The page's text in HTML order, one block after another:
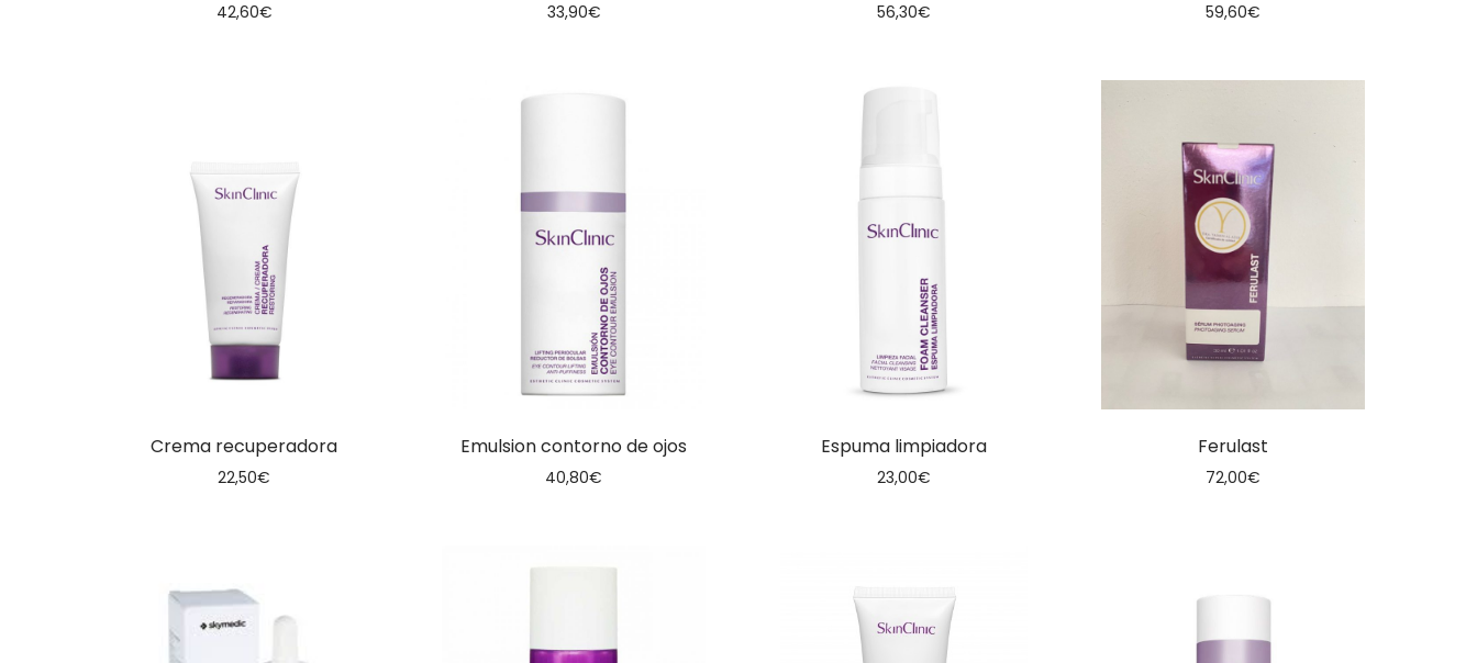
42,60€ 33,90€ 56,30€ 59,60€
Crema recuperadora
22,50€
Emulsion contorno de ojos
40,80€
Espuma limpiadora
23,00€
Ferulast
72,00€